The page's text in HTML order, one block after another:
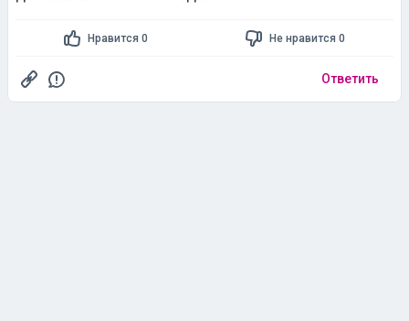
знают и ни один вменяемый Гб вас к себе не возьмет.
В чем конкретно ваша проблема, не берусь сказать
т.к. у меня данных нет, но она определенно
существует.
Нравится 0 Не нравится 0
Ответить